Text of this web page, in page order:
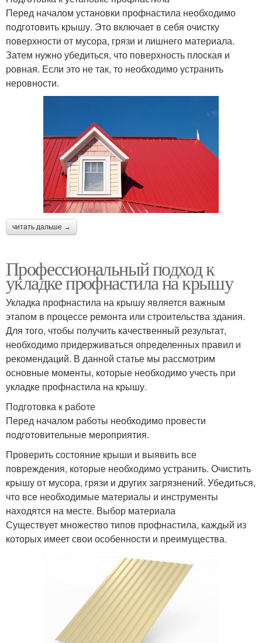
Перед началом установки профнастила необходимо
подготовить крышу. Это включает в себя очистку
поверхности от мусора, грязи и лишнего материала.
Затем нужно убедиться, что поверхность плоская и
ровная. Если это не так, то необходимо устранить
неровности.
читать дальше →
Профессиональный подход к
укладке профнастила на крышу
Укладка профнастила на крышу является важным
этапом в процессе ремонта или строительства здания.
Для того, чтобы получить качественный результат,
необходимо придерживаться определенных правил и
рекомендаций. В данной статье мы рассмотрим
основные моменты, которые необходимо учесть при
укладке профнастила на крышу.
Подготовка к работе
Перед началом работы необходимо провести
подготовительные мероприятия.
Проверить состояние крыши и выявить все
повреждения, которые необходимо устранить. Очистить
крышу от мусора, грязи и других загрязнений. Убедиться,
что все необходимые материалы и инструменты
находятся на месте. Выбор материала
Существует множество типов профнастила, каждый из
которых имеет свои особенности и преимущества.